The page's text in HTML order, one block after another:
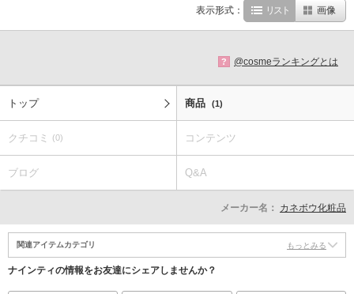
表示形式： リスト 画像
? @cosmeランキングとは
トップ 商品 (1)
クチコミ (0) コンテンツ
ブログ Q&A
メーカー名： カネボウ化粧品
関連アイテムカテゴリ もっとみる
ナインティの情報をお友達にシェアしませんか？